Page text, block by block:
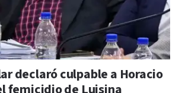
declaró culpable a Horacio
femicidio de Luisina